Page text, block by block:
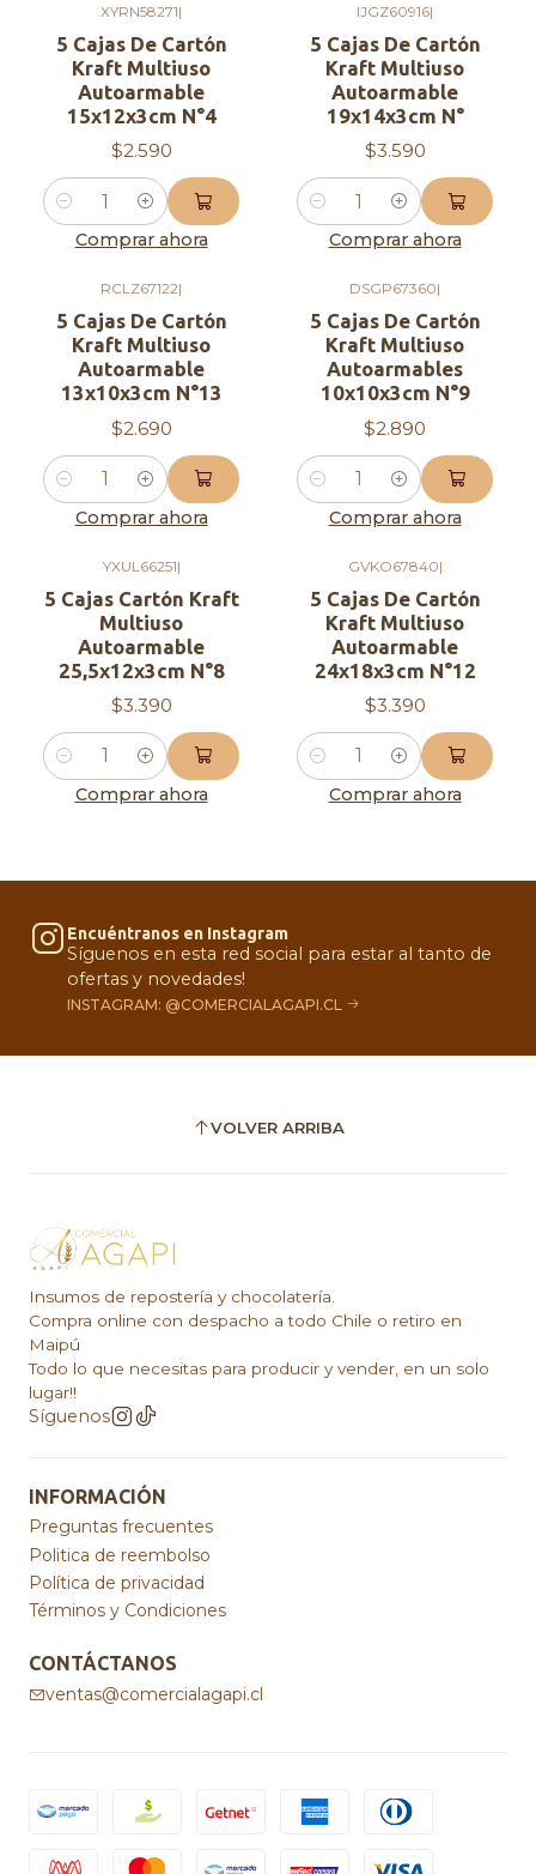
XYRN58271|
5 Cajas De Cartón
Kraft Multiuso
Autoarmable
15x12x3cm N°4
$2.590
Cantidad
Comprar ahora
IJGZ60916|
5 Cajas De Cartón
Kraft Multiuso
Autoarmable
19x14x3cm N°
$3.590
Cantidad
Comprar ahora
RCLZ67122|
5 Cajas De Cartón
Kraft Multiuso
Autoarmable
13x10x3cm N°13
$2.690
Cantidad
Comprar ahora
DSGP67360|
5 Cajas De Cartón
Kraft Multiuso
Autoarmables
10x10x3cm N°9
$2.890
Cantidad
Comprar ahora
YXUL66251|
5 Cajas Cartón Kraft
Multiuso
Autoarmable
25,5x12x3cm N°8
$3.390
Cantidad
Comprar ahora
GVKO67840|
5 Cajas De Cartón
Kraft Multiuso
Autoarmable
24x18x3cm N°12
$3.390
Cantidad
Comprar ahora
Encuéntranos en Instagram
Síguenos en esta red social para estar al tanto de
ofertas y novedades!
INSTAGRAM: @COMERCIALAGAPI.CL
VOLVER ARRIBA
Insumos de repostería y chocolatería.
Compra online con despacho a todo Chile o retiro en
Maipú
Todo lo que necesitas para producir y vender, en un solo
lugar!!
Síguenos
INFORMACIÓN
Preguntas frecuentes
Politica de reembolso
Política de privacidad
Términos y Condiciones
CONTÁCTANOS
ventas@comercialagapi.cl